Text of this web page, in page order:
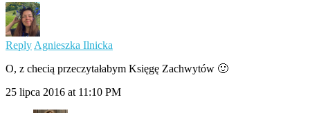
Reply Agnieszka Ilnicka
O, z checią przeczytałabym Księgę Zachwytów 🙂
25 lipca 2016 at 11:10 PM